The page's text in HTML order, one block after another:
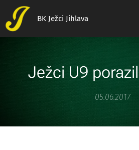
BK Ježci Jihlava
Ježci U9
05.06.2017